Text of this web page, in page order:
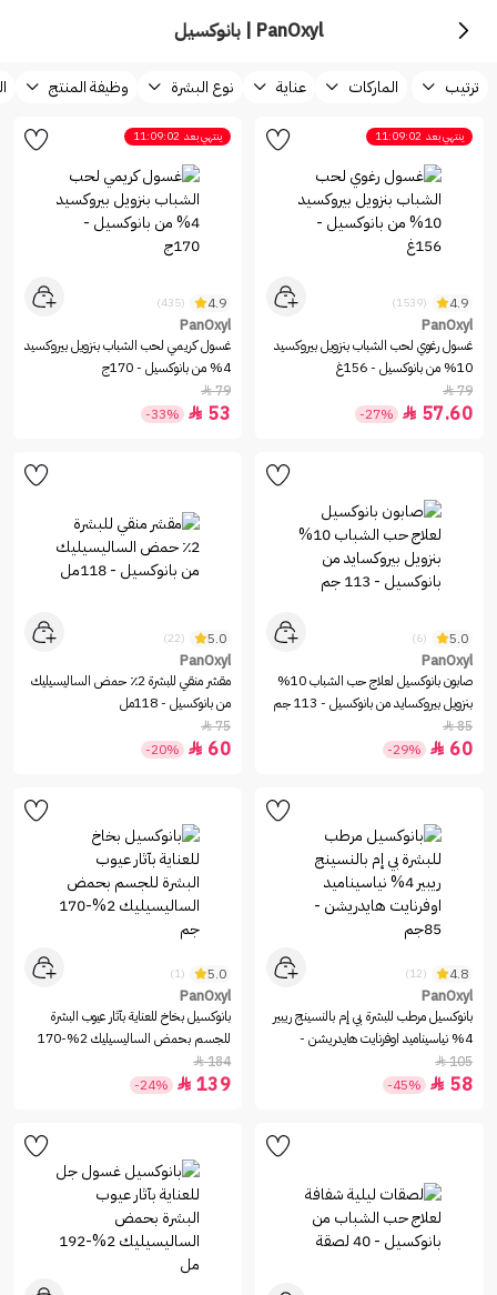
PanOxyl | بانوكسيل
ترتيب الماركات عناية نوع البشرة وظيفة المنتج
ينتهي بعد 11:09:02
4.9
(1539)
PanOxyl
غسول رغوي لحب الشباب بنزويل بيروكسيد
10% من بانوكسيل - 156غ
79

57.60

-27%
ينتهي بعد 11:09:02
4.9
(435)
PanOxyl
غسول كريمي لحب الشباب بنزويل بيروكسيد
4% من بانوكسيل - 170ج
79

53

-33%
5.0
(6)
PanOxyl
صابون بانوكسيل لعلاج حب الشباب 10%
بنزويل بيروكسايد من بانوكسيل - 113 جم
85

60

-29%
5.0
(22)
PanOxyl
مقشر منقي للبشرة 2٪ حمض الساليسيليك
من بانوكسيل - 118مل
75

60

-20%
4.8
(12)
PanOxyl
بانوكسيل مرطب للبشرة بي إم بالنسينج ريبير
4% نياسيناميد اوفرنايت هايدريشن -
85جم
105

58

-45%
5.0
(1)
PanOxyl
بانوكسيل‏ بخاخ للعناية بآثار عيوب البشرة
للجسم بحمض الساليسيليك 2%-170
جم
184

139

-24%